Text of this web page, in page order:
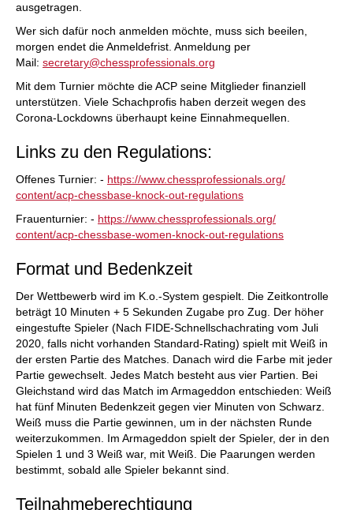
ausgetragen.
Wer sich dafür noch anmelden möchte, muss sich beeilen,
morgen endet die Anmeldefrist. Anmeldung per
Mail: secretary@chessprofessionals. org
Mit dem Turnier möchte die ACP seine Mitglieder finanziell
unterstützen. Viele Schachprofis haben derzeit wegen des
Corona-Lockdowns überhaupt keine Einnahmequellen.
Links zu den Regulations:
Offenes Turnier: - https://www.chessprofessionals.org/
content/acp-chessbase-knock-out-regulations
Frauenturnier: - https://www.chessprofessionals.org/
content/acp-chessbase-women-knock-out-regulations
Format und Bedenkzeit
Der Wettbewerb wird im K.o.-System gespielt. Die Zeitkontrolle
beträgt 10 Minuten + 5 Sekunden Zugabe pro Zug. Der höher
eingestufte Spieler (Nach FIDE-Schnellschachrating vom Juli
2020, falls nicht vorhanden Standard-Rating) spielt mit Weiß in
der ersten Partie des Matches. Danach wird die Farbe mit jeder
Partie gewechselt. Jedes Match besteht aus vier Partien. Bei
Gleichstand wird das Match im Armageddon entschieden: Weiß
hat fünf Minuten Bedenkzeit gegen vier Minuten von Schwarz.
Weiß muss die Partie gewinnen, um in der nächsten Runde
weiterzukommen. Im Armageddon spielt der Spieler, der in den
Spielen 1 und 3 Weiß war, mit Weiß. Die Paarungen werden
bestimmt, sobald alle Spieler bekannt sind.
Teilnahmeberechtigung